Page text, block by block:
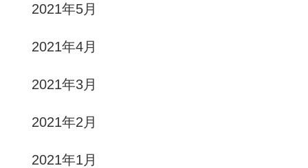
2021年5月
2021年4月
2021年3月
2021年2月
2021年1月